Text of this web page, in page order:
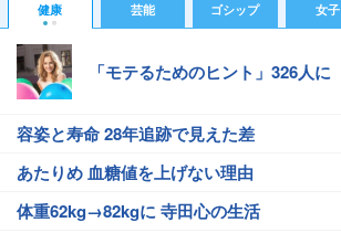
健康 芸能 ゴシップ 女子
「モテるためのヒント」326人に
容姿と寿命 28年追跡で見えた差
あたりめ 血糖値を上げない理由
体重62kg→82kgに 寺田心の生活